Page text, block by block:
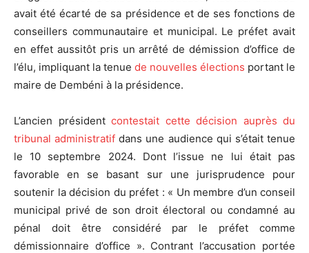
avait été écarté de sa présidence et de ses fonctions de
conseillers communautaire et municipal. Le préfet avait
en effet aussitôt pris un arrêté de démission d’office de
l’élu, impliquant la tenue de nouvelles élections portant le
maire de Dembéni à la présidence.
L’ancien président contestait cette décision auprès du
tribunal administratif dans une audience qui s’était tenue
le 10 septembre 2024. Dont l’issue ne lui était pas
favorable en se basant sur une jurisprudence pour
soutenir la décision du préfet : « Un membre d’un conseil
municipal privé de son droit électoral ou condamné au
pénal doit être considéré par le préfet comme
démissionnaire d’office ». Contrant l’accusation portée